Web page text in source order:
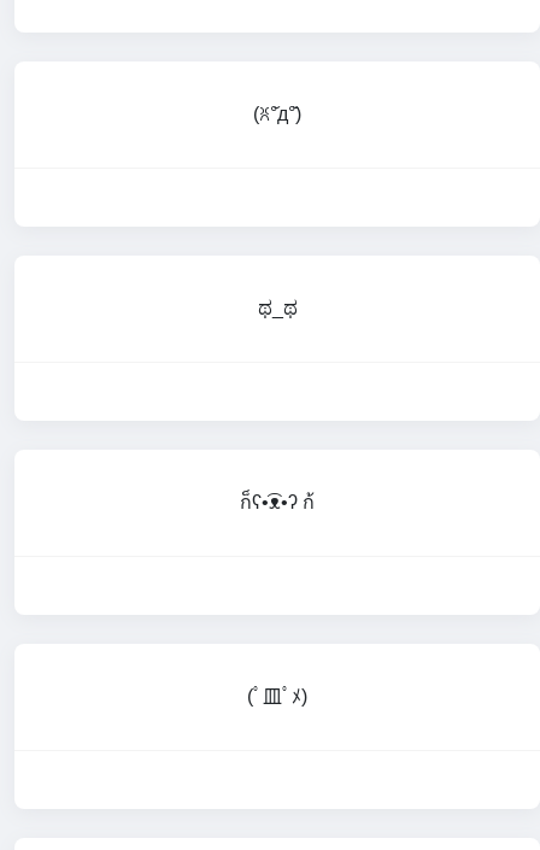
(ꐦ°᷄д°᷅)
ಥ_ಥ
ก็ʕ•͡ᴥ•ʔ ก้
(ﾟ皿ﾟﾒ)